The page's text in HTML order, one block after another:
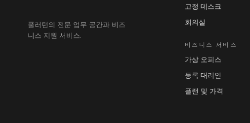
풀러턴의 전문 업무 공간과 비즈
니스 지원 서비스.
고정 데스크
회의실
비즈니스 서비스
가상 오피스
등록 대리인
플랜 및 가격